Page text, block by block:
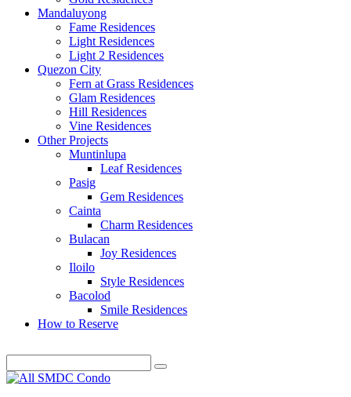
Mandaluyong
Fame Residences
Light Residences
Light 2 Residences
Quezon City
Fern at Grass Residences
Glam Residences
Hill Residences
Vine Residences
Other Projects
Muntinlupa
Leaf Residences
Pasig
Gem Residences
Cainta
Charm Residences
Bulacan
Joy Residences
Iloilo
Style Residences
Bacolod
Smile Residences
How to Reserve